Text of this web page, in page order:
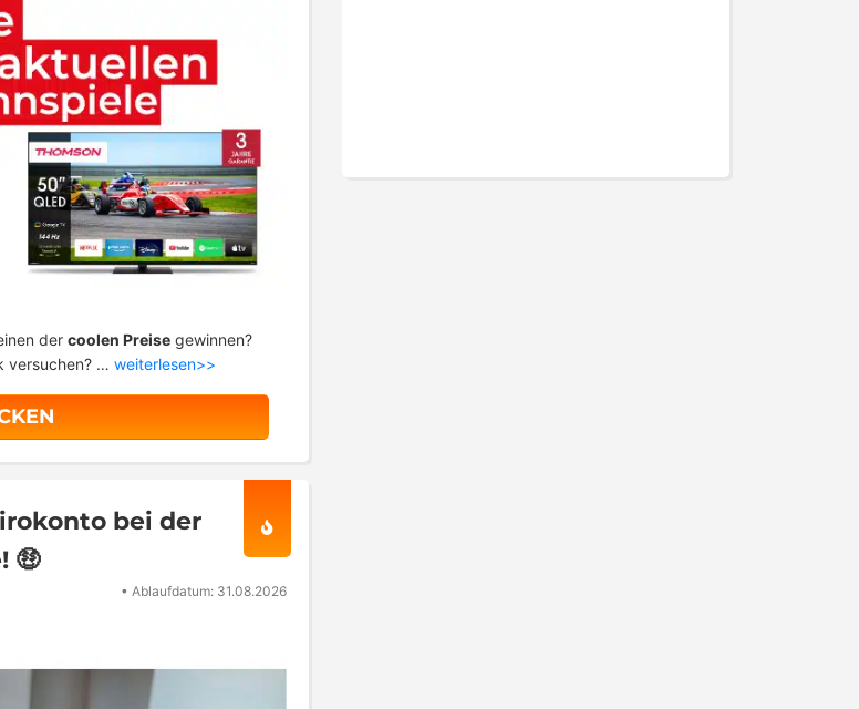
der coolen Preise gewinnen?
versuchen? … weiterlesen>>
bei der
🤑
• Ablaufdatum: 31.08.2026